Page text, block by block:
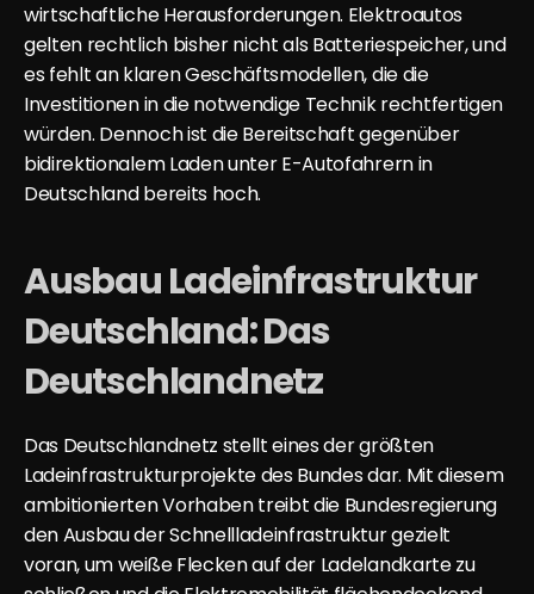
wirtschaftliche Herausforderungen. Elektroautos
gelten rechtlich bisher nicht als Batteriespeicher, und
es fehlt an klaren Geschäftsmodellen, die die
Investitionen in die notwendige Technik rechtfertigen
würden. Dennoch ist die Bereitschaft gegenüber
bidirektionalem Laden unter E-Autofahrern in
Deutschland bereits hoch.
Ausbau Ladeinfrastruktur
Deutschland: Das
Deutschlandnetz
Das Deutschlandnetz stellt eines der größten
Ladeinfrastrukturprojekte des Bundes dar. Mit diesem
ambitionierten Vorhaben treibt die Bundesregierung
den Ausbau der Schnellladeinfrastruktur gezielt
voran, um weiße Flecken auf der Ladelandkarte zu